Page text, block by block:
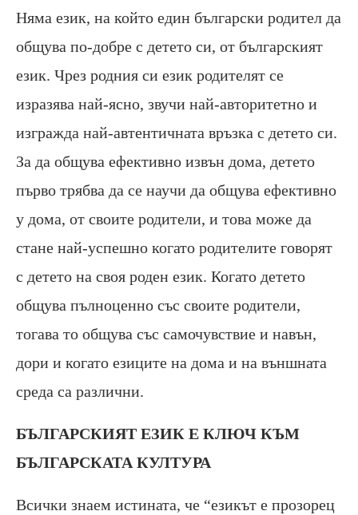
Няма език, на който един български родител да
общува по-добре с детето си, от българският
език. Чрез родния си език родителят се
изразява най-ясно, звучи най-авторитетно и
изгражда най-автентичната връзка с детето си.
За да общува ефективно извън дома, детето
първо трябва да се научи да общува ефективно
у дома, от своите родители, и това може да
стане най-успешно когато родителите говорят
с детето на своя роден език. Когато детето
общува пълноценно със своите родители,
тогава то общува със самочувствие и навън,
дори и когато езиците на дома и на външната
среда са различни.
БЪЛГАРСКИЯТ ЕЗИК Е КЛЮЧ КЪМ
БЪЛГАРСКАТА КУЛТУРА
Всички знаем истината, че “езикът е прозорец